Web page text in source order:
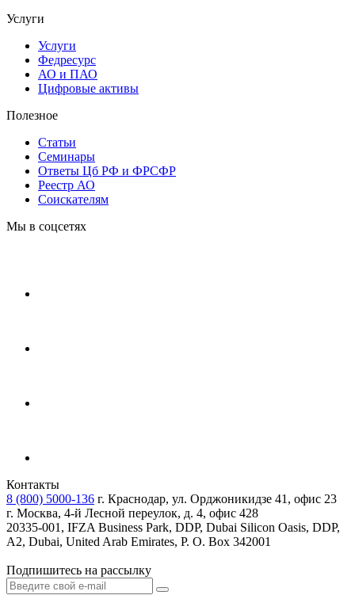
Услуги
Услуги
Федресурс
АО и ПАО
Цифровые активы
Полезное
Статьи
Cеминары
Ответы Цб РФ и ФРСФР
Реестр АО
Соискателям
Мы в соцсетях
Контакты
8 (800) 5000-136 г. Краснодар, ул. Орджоникидзе 41, офис 23
г. Москва, 4-й Лесной переулок, д. 4, офис 428
20335-001, IFZA Business Park, DDP, Dubai Silicon Oasis, DDP,
A2, Dubai, United Arab Emirates, P. O. Box 342001
Подпишитесь на рассылку